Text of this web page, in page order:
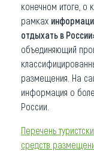
конечном итоге, о
рамках
отдыхать в
объединяющий
размещения. На
информация о
России.
Перечень
средств